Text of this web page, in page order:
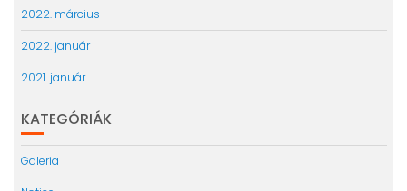
2022. március
2022. január
2021. január
KATEGÓRIÁK
Galeria